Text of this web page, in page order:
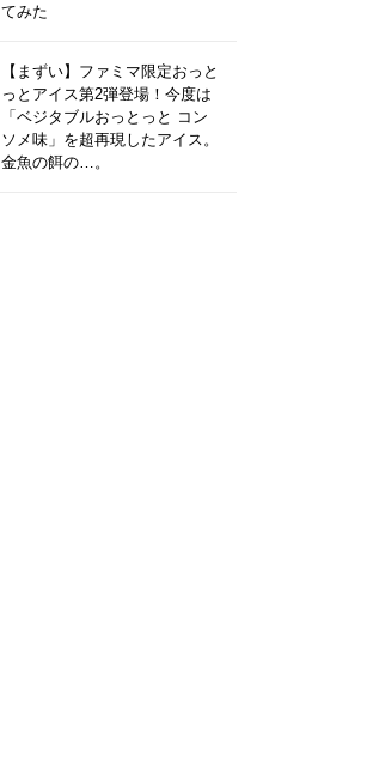
てみた
【まずい】ファミマ限定おっと
っとアイス第2弾登場！今度は
「ベジタブルおっとっと コン
ソメ味」を超再現したアイス。
金魚の餌の…。